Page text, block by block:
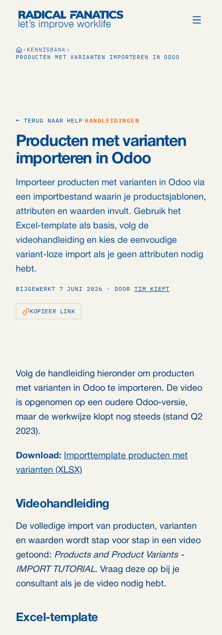
KENNISBANK
PRODUCTEN MET VARIANTEN IMPORTEREN IN ODOO
← TERUG NAAR HELP HANDLEIDINGEN
Producten met varianten
importeren in Odoo
Importeer producten met varianten in Odoo via
een importbestand waarin je productsjablonen,
attributen en waarden invult. Gebruik het
Excel-template als basis, volg de
videohandleiding en kies de eenvoudige
variant-loze import als je geen attributen nodig
hebt.
BIJGEWERKT 7 JUNI 2026 · DOOR TIM KIEFT
KOPIEER LINK
Volg de handleiding hieronder om producten
met varianten in Odoo te importeren. De video
is opgenomen op een oudere Odoo-versie,
maar de werkwijze klopt nog steeds (stand Q2
2023).
Download:
Importtemplate producten met
varianten (XLSX)
Videohandleiding
De volledige import van producten, varianten
en waarden wordt stap voor stap in een video
getoond: Products and Product Variants -
IMPORT TUTORIAL. Vraag deze op bij je
consultant als je de video nodig hebt.
Excel-template